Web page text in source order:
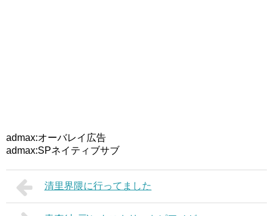
admax:オーバレイ広告
admax:SPネイティブサブ
清里界隈に行ってました